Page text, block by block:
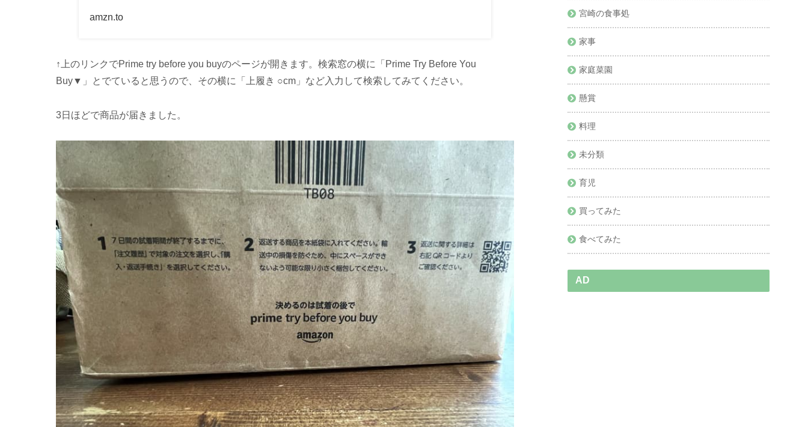
amzn.to
↑上のリンクでPrime try before you buyのページが開きます。検索窓の横に「Prime Try Before You
Buy▼」とでていると思うので、その横に「上履き ○cm」など入力して検索してみてください。
3日ほどで商品が届きました。
宮崎の食事処
家事
家庭菜園
懸賞
料理
未分類
育児
買ってみた
食べてみた
AD